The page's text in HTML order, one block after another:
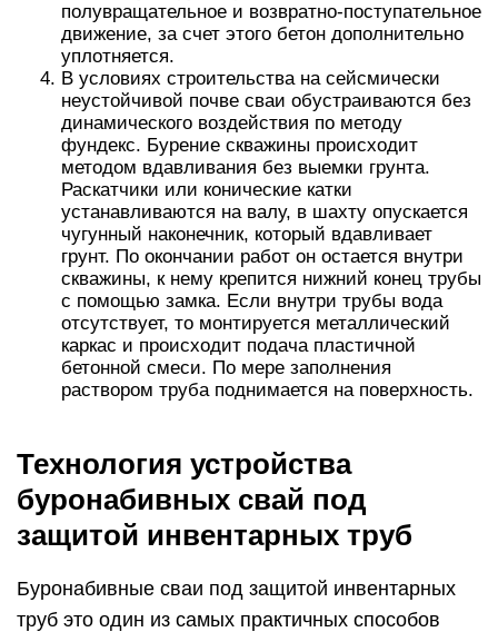
полувращательное и возвратно-поступательное
движение, за счет этого бетон дополнительно
уплотняется.
В условиях строительства на сейсмически
неустойчивой почве сваи обустраиваются без
динамического воздействия по методу
фундекс. Бурение скважины происходит
методом вдавливания без выемки грунта.
Раскатчики или конические катки
устанавливаются на валу, в шахту опускается
чугунный наконечник, который вдавливает
грунт. По окончании работ он остается внутри
скважины, к нему крепится нижний конец трубы
с помощью замка. Если внутри трубы вода
отсутствует, то монтируется металлический
каркас и происходит подача пластичной
бетонной смеси. По мере заполнения
раствором труба поднимается на поверхность.
Технология устройства
буронабивных свай под
защитой инвентарных труб
Буронабивные сваи под защитой инвентарных
труб это один из самых практичных способов